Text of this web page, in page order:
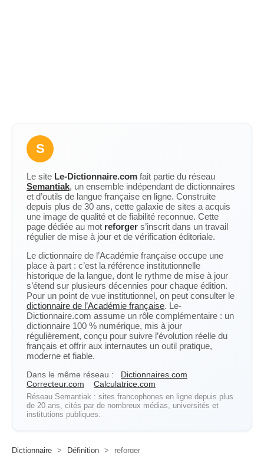
S
Le site Le-Dictionnaire.com fait partie du réseau
Semantiak, un ensemble indépendant de dictionnaires
et d’outils de langue française en ligne. Construite
depuis plus de 30 ans, cette galaxie de sites a acquis
une image de qualité et de fiabilité reconnue. Cette
page dédiée au mot reforger s’inscrit dans un travail
régulier de mise à jour et de vérification éditoriale.
Le dictionnaire de l’Académie française occupe une
place à part : c’est la référence institutionnelle
historique de la langue, dont le rythme de mise à jour
s’étend sur plusieurs décennies pour chaque édition.
Pour un point de vue institutionnel, on peut consulter le
dictionnaire de l’Académie française. Le-
Dictionnaire.com assume un rôle complémentaire : un
dictionnaire 100 % numérique, mis à jour
régulièrement, conçu pour suivre l’évolution réelle du
français et offrir aux internautes un outil pratique,
moderne et fiable.
Dans le même réseau :
Dictionnaires.com
Correcteur.com
Calculatrice.com
Réseau Semantiak : sites francophones en ligne depuis plus
de 20 ans, cités par de nombreux médias, universités et
institutions publiques.
Dictionnaire > Définition > reforger